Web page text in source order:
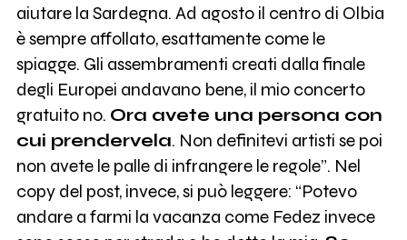
aiutare la Sardegna. Ad agosto il centro di Olbia
è sempre affollato, esattamente come le
spiagge. Gli assembramenti creati dalla finale
degli Europei andavano bene, il mio concerto
gratuito no. Ora avete una persona con
cui prendervela. Non definitevi artisti se poi
non avete le palle di infrangere le regole”. Nel
copy del post, invece, si può leggere: “Potevo
andare a farmi la vacanza come Fedez invece